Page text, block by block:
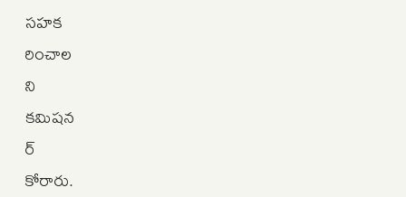
సహక
రించాల
ని
కమిషన
ర్
కోరారు.